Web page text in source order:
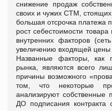
снижение продаж
своих и чужих СТМ,
большая отсрочка платежа
рост себестоимости
внутренних факторов
увеличению входящей
Названные факторы, как
рынка, являются всего
причины возможного
том, что некоторые
анализируют собственные
ДО подписания